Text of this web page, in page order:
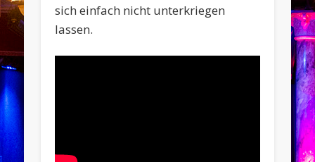
sich einfach nicht unterkriegen
lassen.